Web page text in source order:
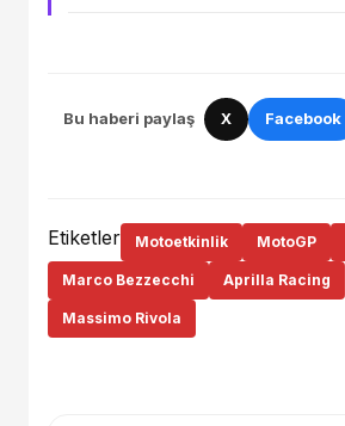
Bu haberi paylaş X Facebook
Etiketler Motoetkinlik MotoGP
Marco Bezzecchi Aprilla Racing
Massimo Rivola